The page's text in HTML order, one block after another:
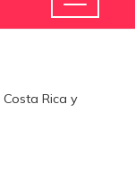
Rica y